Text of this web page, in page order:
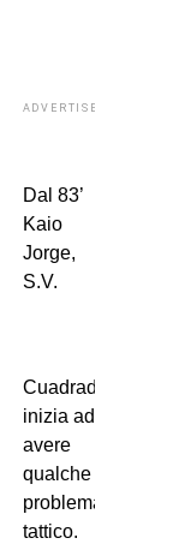
ADVERTISEMENT
Dal 83’
Kaio
Jorge,
S.V.
Cuadrado,
inizia ad
avere
qualche
problema
tattico.